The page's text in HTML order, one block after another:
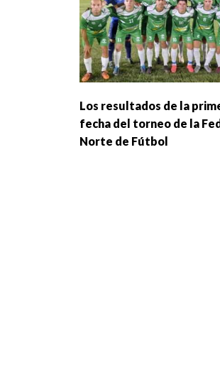
Los resultados de la
fecha del torneo de la
Norte de Fútbol